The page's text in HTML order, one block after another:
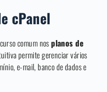
cPanel
comum nosplanos de
permite gerenciar vários
e-mail, banco de dados e